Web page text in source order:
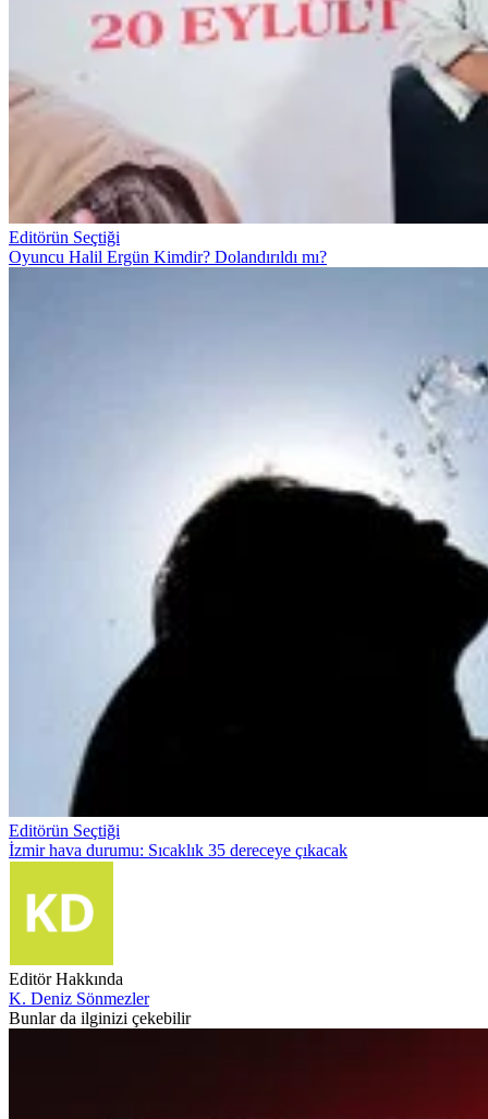
Editörün Seçtiği
Oyuncu Halil Ergün Kimdir? Dolandırıldı mı?
Editörün Seçtiği
İzmir hava durumu: Sıcaklık 35 dereceye çıkacak
Editör Hakkında
K. Deniz Sönmezler
Bunlar da ilginizi çekebilir